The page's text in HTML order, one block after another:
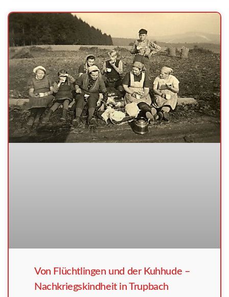
Von Flüchtlingen und der Kuhhude –
Nachkriegskindheit in Trupbach